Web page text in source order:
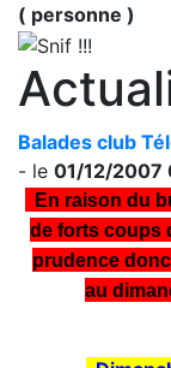
( personne )
Balades club
- le 01/12/2007
En raison du
de forts coups
prudence
au